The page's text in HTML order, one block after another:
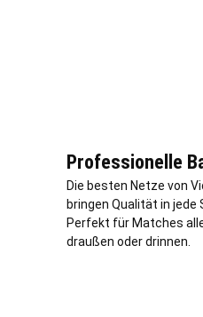
Professionelle
Die besten Netze von
bringen Qualität in jede
Perfekt für Matches
draußen oder drinnen.